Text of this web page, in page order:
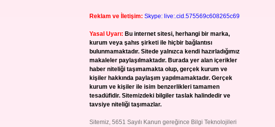
Reklam ve İletişim: Skype: live:.cid.575569c608265c69
Yasal Uyarı: Bu internet sitesi, herhangi bir marka,
kurum veya şahıs şirketi ile hiçbir bağlantısı
bulunmamaktadır. Sitede yalnızca kendi hazırladığımız
makaleler paylaşılmaktadır. Burada yer alan içerikler
haber niteliği taşımamakta olup, gerçek kurum ve
kişiler hakkında paylaşım yapılmamaktadır. Gerçek
kurum ve kişiler ile isim benzerlikleri tamamen
tesadüfidir. Sitemizdeki bilgiler taslak halindedir ve
tavsiye niteliği taşımazlar.
Sitemiz, 5651 Sayılı Kanun gereğince Bilgi Teknolojileri